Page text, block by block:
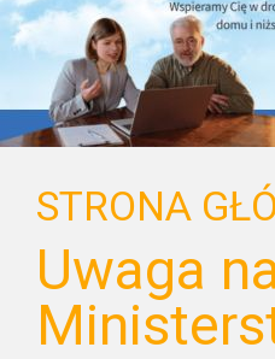
STRONA
Uwaga